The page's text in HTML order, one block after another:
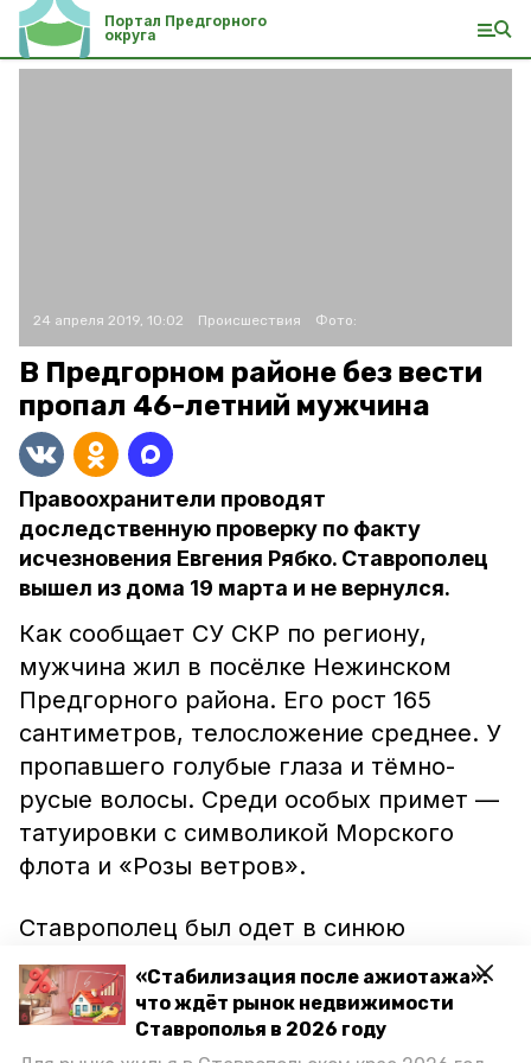
«Стабилизация после ажиотажа»:
что ждёт рынок недвижимости
Ставрополья в 2026 году
Портал Предгорного
округа
24 апреля 2019, 10:02 Происшествия Фото:
В Предгорном районе без вести
пропал 46-летний мужчина
Правоохранители проводят
доследственную проверку по факту
исчезновения Евгения Рябко. Ставрополец
вышел из дома 19 марта и не вернулся.
Как сообщает СУ СКР по региону,
мужчина жил в посёлке Нежинском
Предгорного района. Его рост 165
сантиметров, телосложение среднее. У
пропавшего голубые глаза и тёмно-
русые волосы. Среди особых примет —
татуировки с символикой Морского
флота и «Розы ветров».
Ставрополец был одет в синюю
болоньевую куртку, такого же цвета
джинсы, кепку и яркие кроссовки. Если
вы знаете что-либо о Евгение Рябко,